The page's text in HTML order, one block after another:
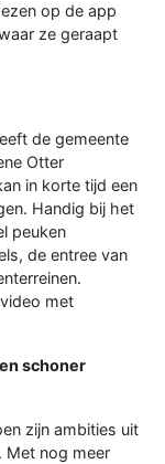
op de app
ze geraapt
de gemeente
Otter
in korte tijd een
Handig bij het
peuken
de entree van
met
schoner
zijn ambities uit
Met nog meer